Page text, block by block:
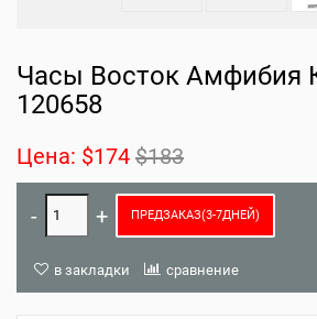
Часы Восток Амфибия
120658
Цена: $174 $183
ПРЕДЗАКАЗ(3-7ДНЕЙ)
в закладки сравнение